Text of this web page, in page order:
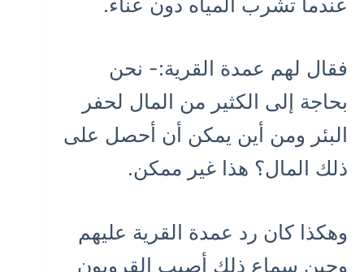
فقال لهم عمدة القرية:- نحن
بحاجة إلى الكثير من المال لحفر
البئر ومن أين يمكن أن أحصل على
ذلك المال؟ هذا غير ممكن.
وهكذا كان رد عمدة القرية عليهم
وحين سماع ذلك أصيب القرويون